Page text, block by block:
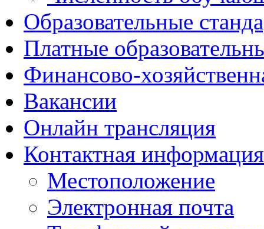
Образовательные
Платные
Финансово-
Вакансии
Онлайн трансляция
Контактная информация
Местоположение
Электронная почта